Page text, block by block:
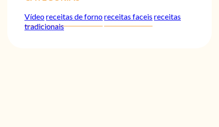
Vídeoreceitas de fornoreceitas faceis receitas
tradicionais